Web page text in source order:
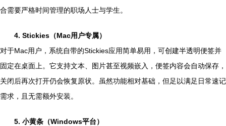
合需要严格时间管理的职场人士与学生。
4. Stickies（Mac用户专属）
对于Mac用户，系统自带的Stickies应用简单易用，可创建半透明便签并
固定在桌面上。它支持文本、图片甚至视频嵌入，便签内容会自动保存，
关闭后再次打开仍会恢复原状。虽然功能相对基础，但足以满足日常速记
需求，且无需额外安装。
5. 小黄条（Windows平台）